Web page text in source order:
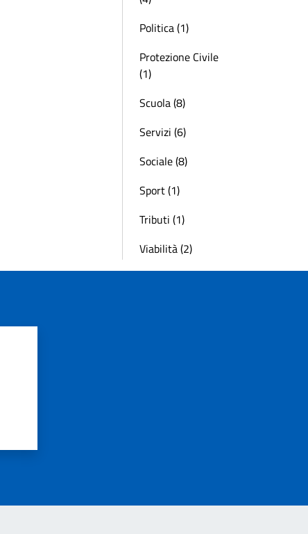
Politica (1)
Protezione Civile
(1)
Scuola (8)
Servizi (6)
Sociale (8)
Sport (1)
Tributi (1)
Viabilità (2)